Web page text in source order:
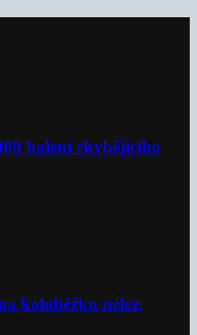
balení chybějícího
koloběžku nelez,